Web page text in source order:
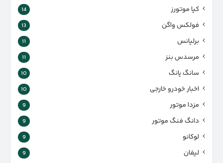
کیا موتورز 14
فولکس واگن 13
برلیانس 11
مرسدس بنز 11
سانگ یانگ 10
اخبار خودرو خارجی 10
مزدا موتور 9
دانگ فنگ موتور 9
لوکانو 9
لیفان 9